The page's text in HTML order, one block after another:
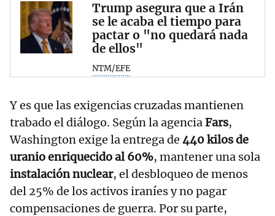
Trump asegura que a Irán
se le acaba el tiempo para
pactar o "no quedará nada
de ellos"
NTM/EFE
Y es que las exigencias cruzadas mantienen
trabado el diálogo. Según la agenciaFars,
Washington exige la entrega de 440 kilos de
uranio enriquecido al 60%, mantener una sola
instalación nuclear, el desbloqueo de menos
del 25% de los activos iraníes y no pagar
compensaciones de guerra. Por su parte,